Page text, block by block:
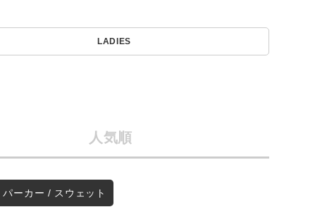
BINGOYAについて
採用情報
WEB限定
LADIES
人気順
パーカー / スウェット